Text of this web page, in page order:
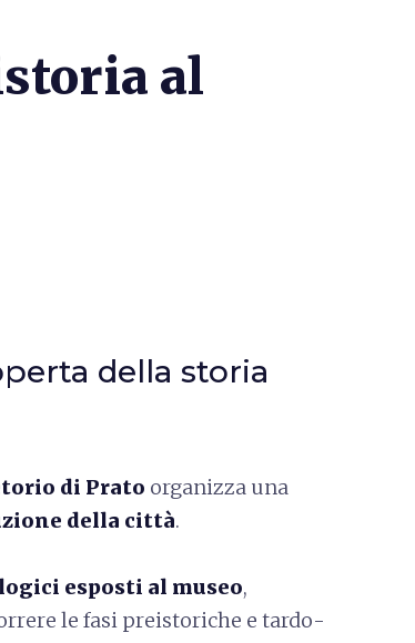
al
della storia
di Prato organizza una
della città.
esposti al museo,
le fasi preistoriche e tardo-